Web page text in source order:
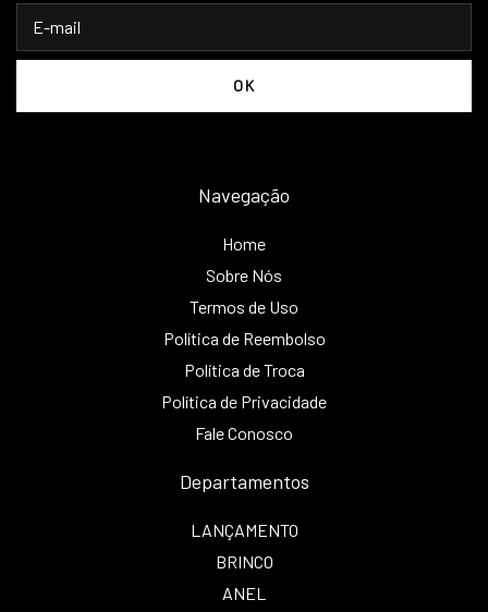
Navegação
Home
Sobre Nós
Termos de Uso
Política de Reembolso
Política de Troca
Política de Privacidade
Fale Conosco
Departamentos
LANÇAMENTO
BRINCO
ANEL